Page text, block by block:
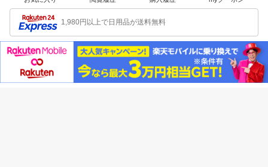
1,980円以上で日用品が送料無料